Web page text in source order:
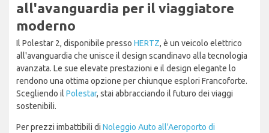
all'avanguardia per il viaggiatore
moderno
Il Polestar 2, disponibile presso HERTZ, è un veicolo elettrico
all'avanguardia che unisce il design scandinavo alla tecnologia
avanzata. Le sue elevate prestazioni e il design elegante lo
rendono una ottima opzione per chiunque esplori Francoforte.
Scegliendo il Polestar, stai abbracciando il futuro dei viaggi
sostenibili.
Per prezzi imbattibili di Noleggio Auto all'Aeroporto di